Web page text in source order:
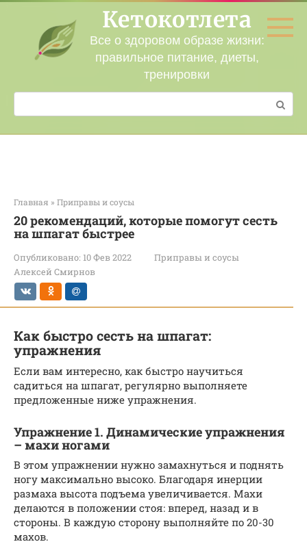
Перейти
контенту
Кетокотлета
Все о здоровом образе жизни:
правильное питание, диеты,
тренировки
Поиск:
Главная » Приправы и соусы
20 рекомендаций, которые помогут сесть
на шпагат быстрее
Опубликовано: 10 Фев 2022
Приправы и соусы
Алексей Смирнов
Как быстро сесть на шпагат:
упражнения
Если вам интересно, как быстро научиться
садиться на шпагат, регулярно выполняете
предложенные ниже упражнения.
Упражнение 1. Динамические упражнения
– махи ногами
В этом упражнении нужно замахнуться и поднять
ногу максимально высоко. Благодаря инерции
размаха высота подъема увеличивается. Махи
делаются в положении стоя: вперед, назад и в
стороны. В каждую сторону выполняйте по 20-30
махов.